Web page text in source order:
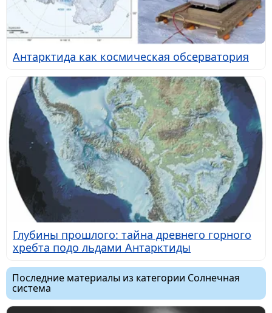
Антарктида как космическая обсерватория
Глубины прошлого: тайна древнего горного
хребта подо льдами Антарктиды
Последние материалы из категории Солнечная
система